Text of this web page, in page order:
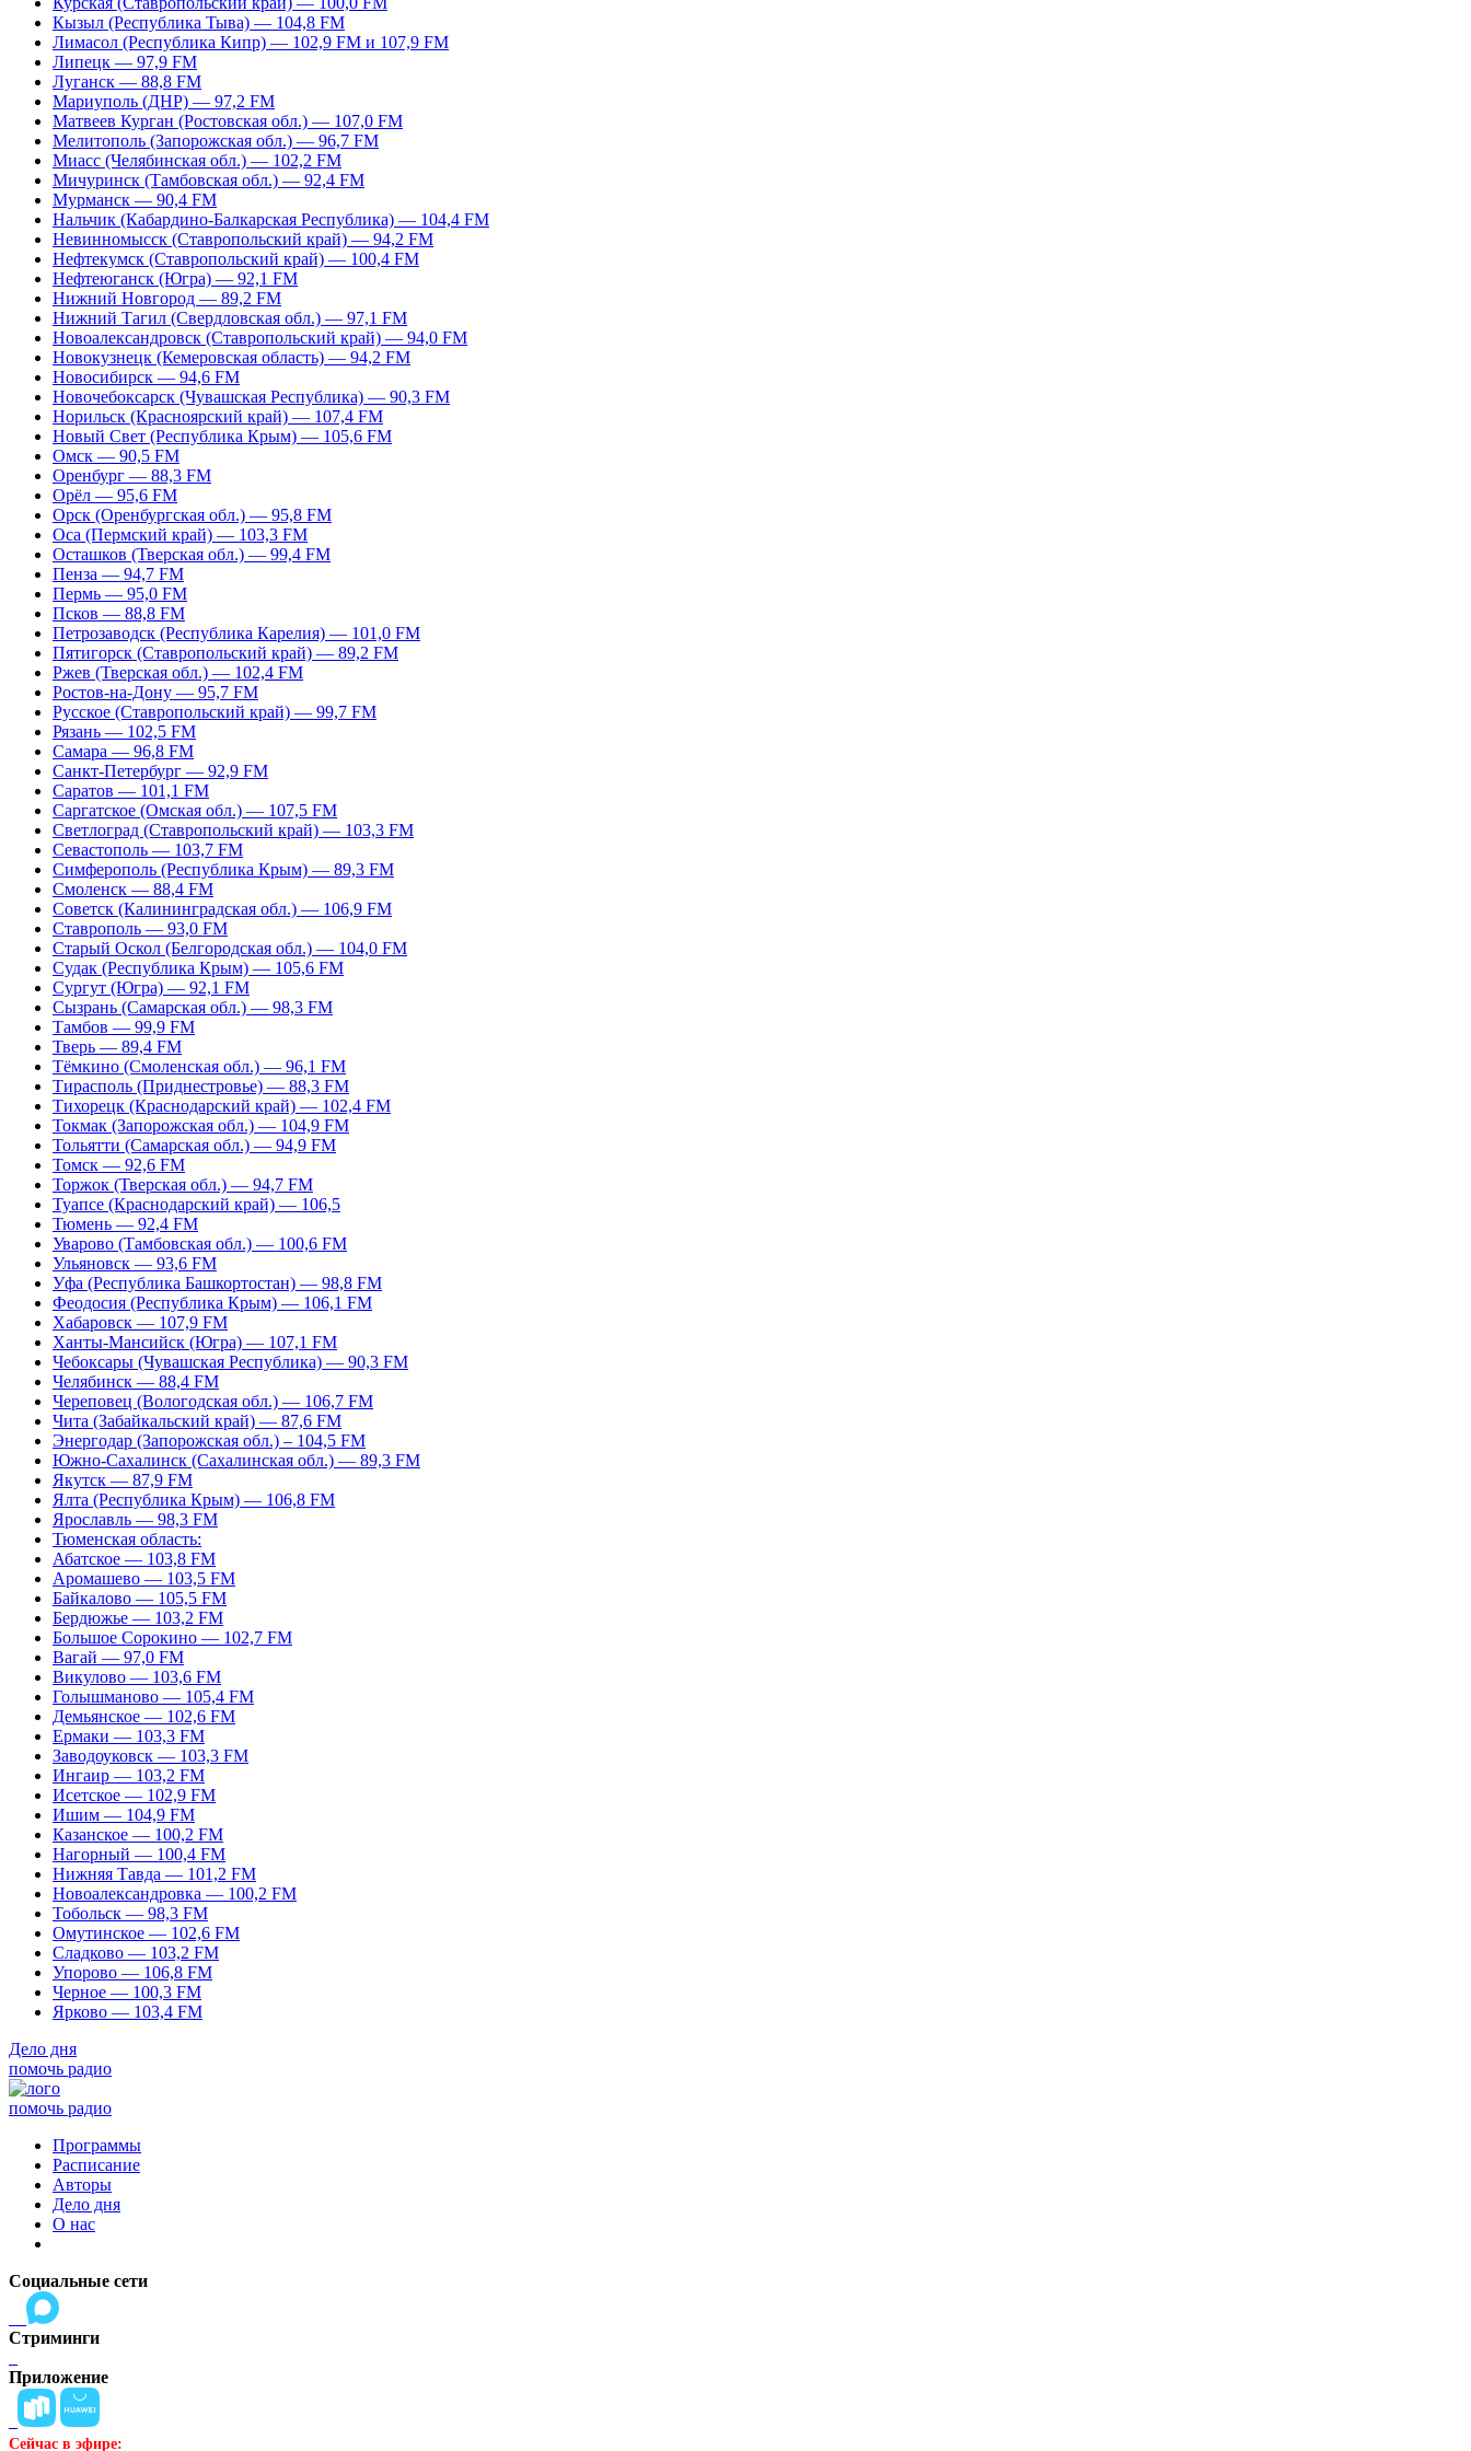
Кызыл (Республика Тыва) — 104,8 FM
Лимасол (Республика Кипр) — 102,9 FM и 107,9 FM
Липецк — 97,9 FM
Луганск — 88,8 FM
Мариуполь (ДНР) — 97,2 FM
Матвеев Курган (Ростовская обл.) — 107,0 FM
Мелитополь (Запорожская обл.) — 96,7 FM
Миасс (Челябинская обл.) — 102,2 FM
Мичуринск (Тамбовская обл.) — 92,4 FM
Мурманск — 90,4 FM
Нальчик (Кабардино-Балкарская Республика) — 104,4 FM
Невинномысск (Ставропольский край) — 94,2 FM
Нефтекумск (Ставропольский край) — 100,4 FM
Нефтеюганск (Югра) — 92,1 FM
Нижний Новгород — 89,2 FM
Нижний Тагил (Свердловская обл.) — 97,1 FM
Новоалександровск (Ставропольский край) — 94,0 FM
Новокузнецк (Кемеровская область) — 94,2 FM
Новосибирск — 94,6 FM
Новочебоксарск (Чувашская Республика) — 90,3 FM
Норильск (Красноярский край) — 107,4 FM
Новый Свет (Республика Крым) — 105,6 FM
Омск — 90,5 FM
Оренбург — 88,3 FM
Орёл — 95,6 FM
Орск (Оренбургская обл.) — 95,8 FM
Оса (Пермский край) — 103,3 FM
Осташков (Тверская обл.) — 99,4 FM
Пенза — 94,7 FM
Пермь — 95,0 FM
Псков — 88,8 FM
Петрозаводск (Республика Карелия) — 101,0 FM
Пятигорск (Ставропольский край) — 89,2 FM
Ржев (Тверская обл.) — 102,4 FM
Ростов-на-Дону — 95,7 FM
Русское (Ставропольский край) — 99,7 FM
Рязань — 102,5 FM
Самара — 96,8 FM
Санкт-Петербург — 92,9 FM
Саратов — 101,1 FM
Саргатское (Омская обл.) — 107,5 FM
Светлоград (Ставропольский край) — 103,3 FM
Севастополь — 103,7 FM
Симферополь (Республика Крым) — 89,3 FM
Смоленск — 88,4 FM
Советск (Калининградская обл.) — 106,9 FM
Ставрополь — 93,0 FM
Старый Оскол (Белгородская обл.) — 104,0 FM
Судак (Республика Крым) — 105,6 FM
Сургут (Югра) — 92,1 FM
Сызрань (Самарская обл.) — 98,3 FM
Тамбов — 99,9 FM
Тверь — 89,4 FM
Тёмкино (Смоленская обл.) — 96,1 FM
Тирасполь (Приднестровье) — 88,3 FM
Тихорецк (Краснодарский край) — 102,4 FM
Токмак (Запорожская обл.) — 104,9 FM
Тольятти (Самарская обл.) — 94,9 FM
Томск — 92,6 FM
Торжок (Тверская обл.) — 94,7 FM
Туапсе (Краснодарский край) — 106,5
Тюмень — 92,4 FM
Уварово (Тамбовская обл.) — 100,6 FM
Ульяновск — 93,6 FM
Уфа (Республика Башкортостан) — 98,8 FM
Феодосия (Республика Крым) — 106,1 FM
Хабаровск — 107,9 FM
Ханты-Мансийск (Югра) — 107,1 FM
Чебоксары (Чувашская Республика) — 90,3 FM
Челябинск — 88,4 FM
Череповец (Вологодская обл.) — 106,7 FM
Чита (Забайкальский край) — 87,6 FM
Энергодар (Запорожская обл.) – 104,5 FM
Южно-Сахалинск (Сахалинская обл.) — 89,3 FM
Якутск — 87,9 FM
Ялта (Республика Крым) — 106,8 FM
Ярославль — 98,3 FM
Тюменская область:
Абатское — 103,8 FM
Аромашево — 103,5 FM
Байкалово — 105,5 FM
Бердюжье — 103,2 FM
Большое Сорокино — 102,7 FM
Вагай — 97,0 FM
Викулово — 103,6 FM
Голышманово — 105,4 FM
Демьянское — 102,6 FM
Ермаки — 103,3 FM
Заводоуковск — 103,3 FM
Ингаир — 103,2 FM
Исетское — 102,9 FM
Ишим — 104,9 FM
Казанское — 100,2 FM
Нагорный — 100,4 FM
Нижняя Тавда — 101,2 FM
Новоалександровка — 100,2 FM
Тобольск — 98,3 FM
Омутинское — 102,6 FM
Сладково — 103,2 FM
Упорово — 106,8 FM
Черное — 100,3 FM
Ярково — 103,4 FM
Дело дня
помочь радио
помочь радио
Программы
Расписание
Авторы
Дело дня
О нас
Социальные сети
Стриминги
Приложение
Сейчас в эфире: